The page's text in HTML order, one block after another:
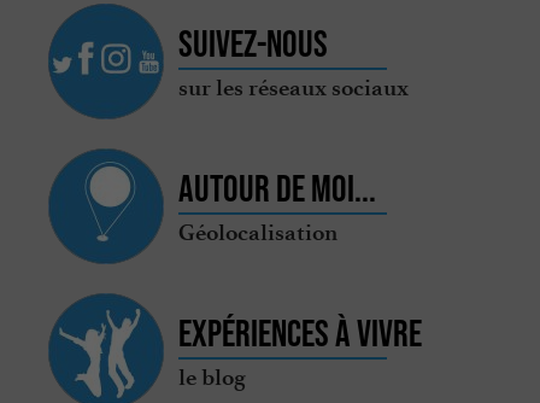
Suivez-nous
sur les réseaux sociaux
Autour de moi...
Géolocalisation
Expériences à vivre
le blog